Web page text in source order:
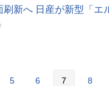
新へ 日産が新型「エ
5 6 7 8